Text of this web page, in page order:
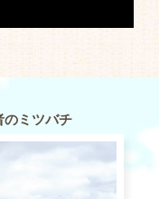
のミツバチ